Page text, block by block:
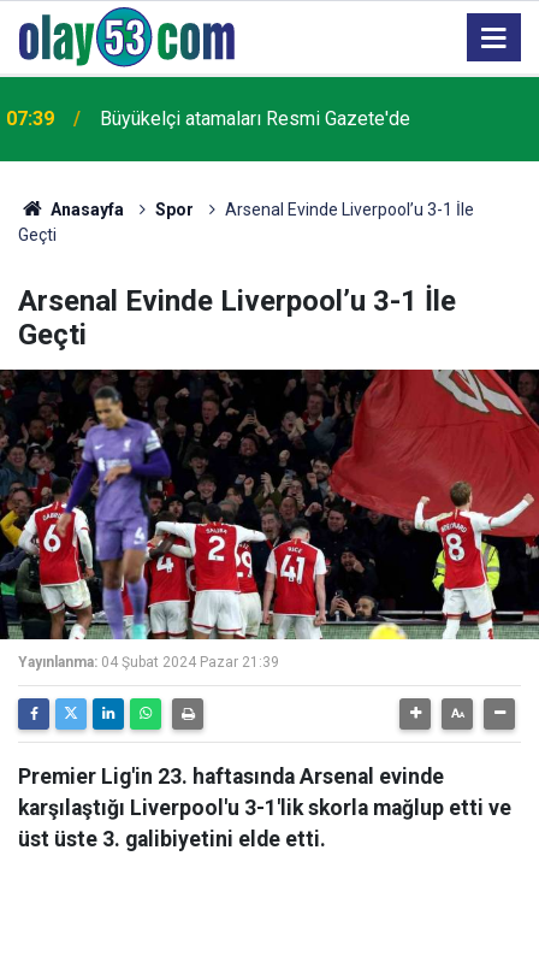
07:39 Büyükelçi atamaları Resmi Gazete'de
Anasayfa Spor
Arsenal Evinde Liverpool’u 3-1 İle
Geçti
Arsenal Evinde Liverpool’u 3-1 İle
Geçti
Yayınlanma: 04 Şubat 2024 Pazar 21:39
Premier Lig'in 23. haftasında Arsenal evinde
karşılaştığı Liverpool'u 3-1'lik skorla mağlup etti ve
üst üste 3. galibiyetini elde etti.